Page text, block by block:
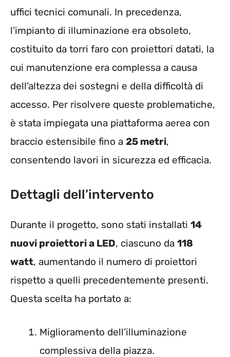
uffici tecnici comunali. In precedenza,
l’impianto di illuminazione era obsoleto,
costituito da torri faro con proiettori datati, la
cui manutenzione era complessa a causa
dell’altezza dei sostegni e della difficoltà di
accesso. Per risolvere queste problematiche,
è stata impiegata una piattaforma aerea con
braccio estensibile fino a 25 metri,
consentendo lavori in sicurezza ed efficacia.
Dettagli dell’intervento
Durante il progetto, sono stati installati 14
nuovi proiettori a LED, ciascuno da 118
watt, aumentando il numero di proiettori
rispetto a quelli precedentemente presenti.
Questa scelta ha portato a:
Miglioramento dell’illuminazione
complessiva della piazza.